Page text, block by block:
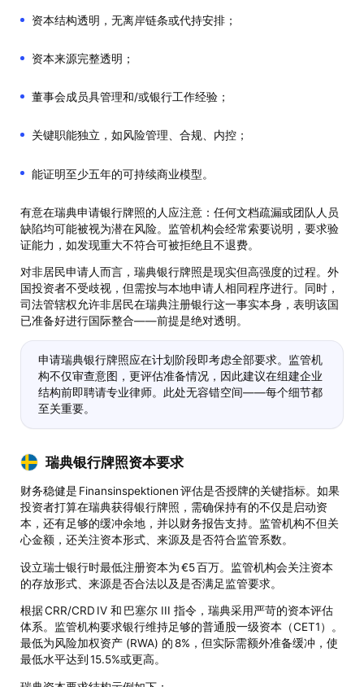
资本结构透明，无离岸链条或代持安排；
资本来源完整透明；
董事会成员具管理和/或银行工作经验；
关键职能独立，如风险管理、合规、内控；
能证明至少五年的可持续商业模型。
有意在瑞典申请银行牌照的人应注意：任何文档疏漏或团队人员
缺陷均可能被视为潜在风险。监管机构会经常索要说明，要求验
证能力，如发现重大不符合可被拒绝且不退费。
对非居民申请人而言，瑞典银行牌照是现实但高强度的过程。外
国投资者不受歧视，但需按与本地申请人相同程序进行。同时，
司法管辖权允许非居民在瑞典注册银行这一事实本身，表明该国
已准备好进行国际整合——前提是绝对透明。
申请瑞典银行牌照应在计划阶段即考虑全部要求。监管机
构不仅审查意图，更评估准备情况，因此建议在组建企业
结构前即聘请专业律师。此处无容错空间——每个细节都
至关重要。
瑞典银行牌照资本要求
财务稳健是 Finansinspektionen 评估是否授牌的关键指标。如果
投资者打算在瑞典获得银行牌照，需确保持有的不仅是启动资
本，还有足够的缓冲余地，并以财务报告支持。监管机构不但关
心金额，还关注资本形式、来源及是否符合监管系数。
设立瑞士银行时最低注册资本为 €5 百万。监管机构会关注资本
的存放形式、来源是否合法以及是否满足监管要求。
根据 CRR/CRD IV 和 巴塞尔 III 指令，瑞典采用严苛的资本评估
体系。监管机构要求银行维持足够的普通股一级资本（CET1）。
最低为风险加权资产 (RWA) 的 8%，但实际需额外准备缓冲，使
最低水平达到 15.5%或更高。